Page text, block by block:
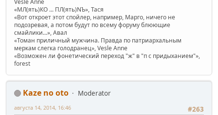
«МЛ(ять)КО ... ПЛ(ять)NЪ», Тася
«Вот откроет этот спойлер, например, Марго, ничего не
подозревая, а потом будут по всему форуму блюющие
смайлики...», Авал
«Томан приличный мужчина. Правда по патриархальным
меркам слегка голодранец», Vesle Anne
«Возможен ли фонетический переход "ж" в "п с придыханием"»,
forest
Kaze no oto
Moderator
#263
августа 14, 2014, 16:46